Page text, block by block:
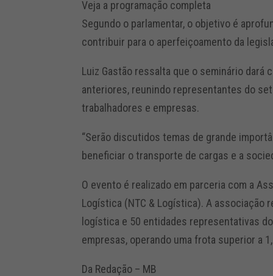
Veja a programação completa
Segundo o parlamentar, o objetivo é
contribuir para o aperfeiçoamento da
Luiz Gastão ressalta que o seminário
anteriores, reunindo representantes do
trabalhadores e empresas.
“Serão discutidos temas de grande
beneficiar o transporte de cargas e a
O evento é realizado em parceria com a
Logística (NTC & Logística). A associação
logística e 50 entidades representativas
empresas, operando uma frota superior a
Da Redação – MB